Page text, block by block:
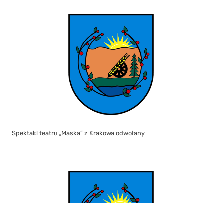
Spektakl teatru „Maska” z Krakowa odwołany